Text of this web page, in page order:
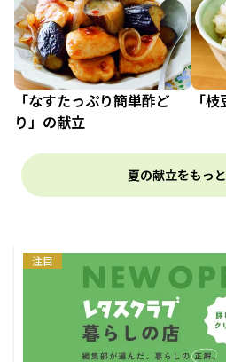
「なすたっぷり簡単酢ど
り」の献立
「
夏の献立をもっ
注目